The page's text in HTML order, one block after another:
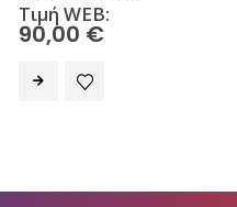
Τιμή WEB:
90,00 €